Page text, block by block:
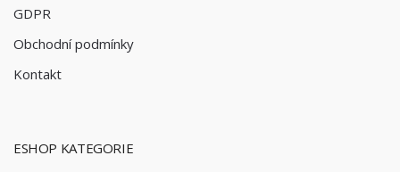
GDPR
Obchodní podmínky
Kontakt
ESHOP KATEGORIE